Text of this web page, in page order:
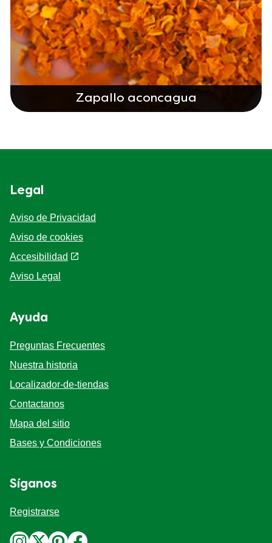
Zapallo aconcagua
Legal
Aviso de Privacidad
Aviso de cookies
Preferencias de cookies
Accesibilidad
Preguntas Frecuentes
Nuestra historia
Localizador-de-tiendas
Contactanos
Mapa del sitio